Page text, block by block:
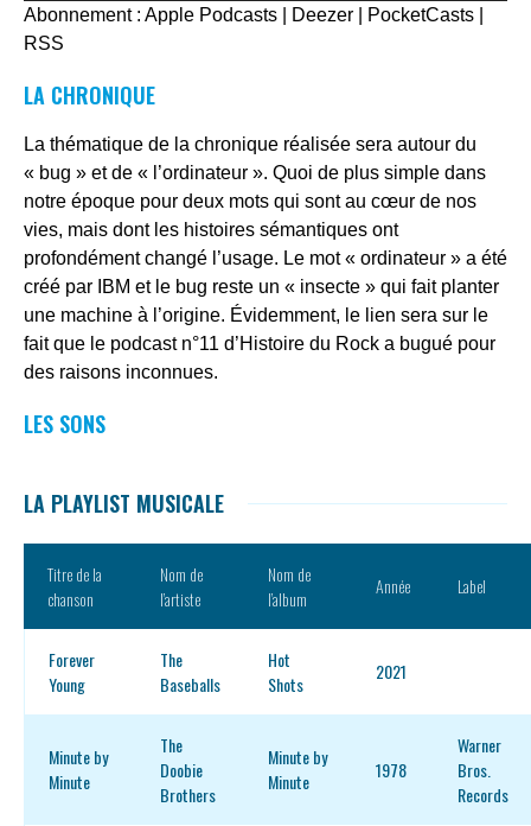
Abonnement : Apple Podcasts Deezer PocketCasts
RSS
LA CHRONIQUE
La thématique de la chronique réalisée sera autour du
« bug » et de « l’ordinateur ». Quoi de plus simple dans
notre époque pour deux mots qui sont au cœur de nos
vies, mais dont les histoires sémantiques ont
profondément changé l’usage. Le mot « ordinateur » a été
créé par IBM et le bug reste un « insecte » qui fait planter
une machine à l’origine. Évidemment, le lien sera sur le
fait que le podcast n°11 d’Histoire du Rock a bugué pour
des raisons inconnues.
LES SONS
LA PLAYLIST MUSICALE
Titre de la
chanson
Nom de
l’artiste
Nom de
l’album
Année Label
Forever
Young
The
Baseballs
Hot
Shots
2021
Minute by
Minute
The
Doobie
Brothers
Minute by
Minute
1978
Warner
Bros.
Records